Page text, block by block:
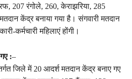
207 रंगोले, 260, केराझरिया, 285
केंद्र बनाया गया है। संगवारी मतदान
कर्मचारी महिलाएं होंगी।
:–
जिले में 20 आदर्श मतदान केंद्र बनाए गए